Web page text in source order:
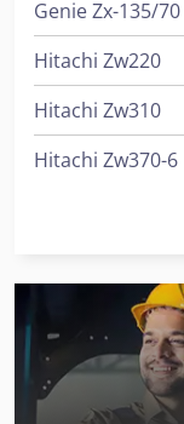
Genie Zx-135/70
Hitachi Zw220
Hitachi Zw310
Hitachi Zw370-6
Hitachi Zx10U-6
Hitachi
Hitachi Zx19-6